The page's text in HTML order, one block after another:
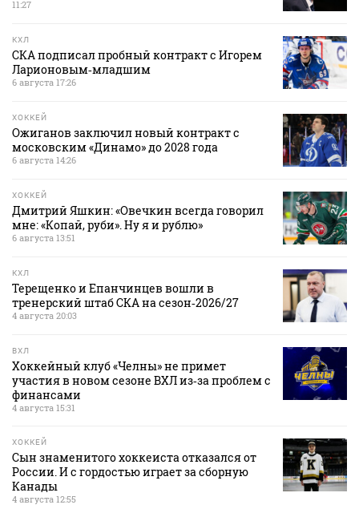
11:27
КХЛ
СКА подписал пробный контракт с Игорем
Ларионовым‑младшим
6 августа 17:26
ХОККЕЙ
Ожиганов заключил новый контракт с
московским «Динамо» до 2028 года
6 августа 14:26
ХОККЕЙ
Дмитрий Яшкин: «Овечкин всегда говорил
мне: «Копай, руби». Ну я и рублю»
6 августа 13:51
КХЛ
Терещенко и Епанчинцев вошли в
тренерский штаб СКА на сезон‑2026/27
4 августа 20:03
ВХЛ
Хоккейный клуб «Челны» не примет
участия в новом сезоне ВХЛ из‑за проблем с
финансами
4 августа 15:31
ХОККЕЙ
Сын знаменитого хоккеиста отказался от
России. И с гордостью играет за сборную
Канады
4 августа 12:55